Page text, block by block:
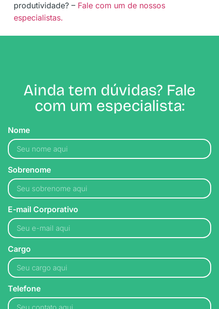
produtividade? – Fale com um de nossos
especialistas.
Ainda tem dúvidas? Fale
com um especialista:
Nome
Sobrenome
E-mail Corporativo
Cargo
Telefone